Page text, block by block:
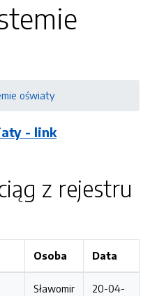
oświaty
- link
z rejestru
Osoba Data
Sławomir
20-04-